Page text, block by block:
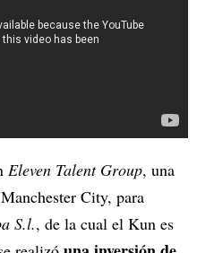
Eleven Talent Group, una
City, para
S.l., de la cual el Kun es